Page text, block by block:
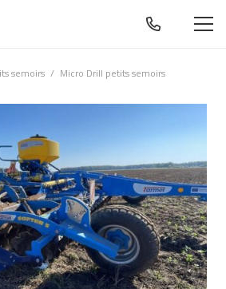
semoirs / Micro Drill petits semoirs